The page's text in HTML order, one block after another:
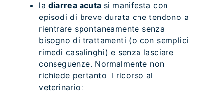
ladiarrea acuta si manifesta con
episodi di breve durata che tendono a
rientrare spontaneamente senza
bisogno di trattamenti (o con semplici
rimedi casalinghi) e senza lasciare
conseguenze. Normalmente non
richiede pertanto il ricorso al
veterinario;